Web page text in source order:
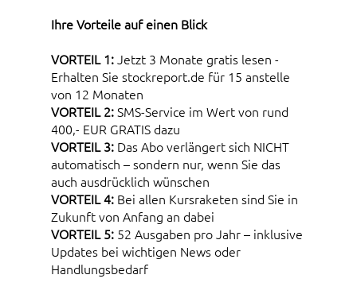
Ihre Vorteile auf einen Blick
VORTEIL 1:Jetzt 3 Monate gratis lesen -
Erhalten Sie stockreport.de für 15 anstelle
von 12 Monaten
VORTEIL 2:SMS-Service im Wert von rund
400,- EUR GRATIS dazu
VORTEIL 3: Das Abo verlängert sich NICHT
automatisch – sondern nur, wenn Sie das
auch ausdrücklich wünschen
VORTEIL 4: Bei allen Kursraketen sind Sie in
Zukunft von Anfang an dabei
VORTEIL 5: 52 Ausgaben pro Jahr – inklusive
Updates bei wichtigen News oder
Handlungsbedarf